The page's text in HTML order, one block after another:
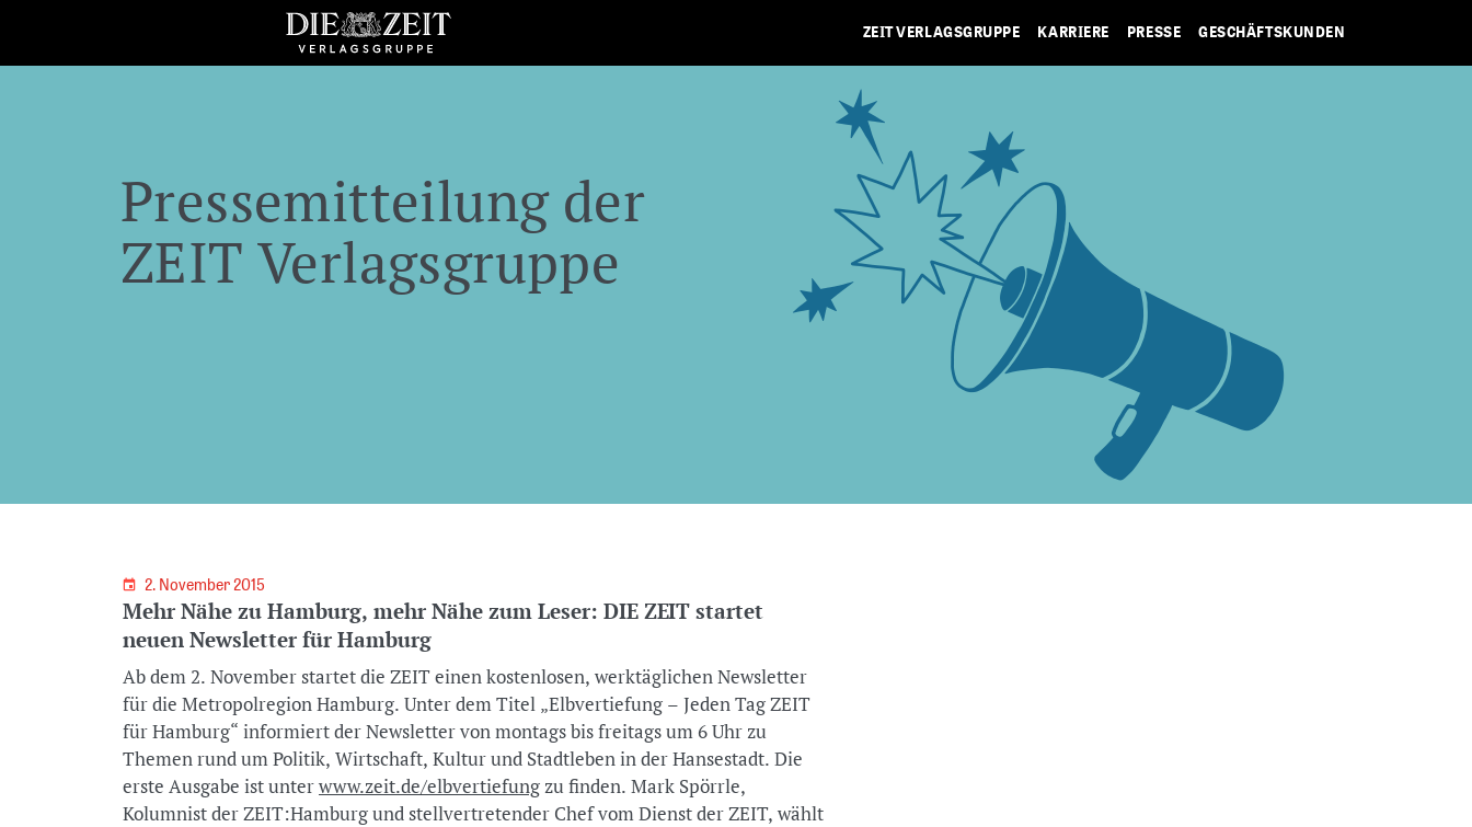
ZEIT VERLAGSGRUPPE KARRIERE PRESSE GESCHÄFTSKUNDEN
Pressemitteilung der
ZEIT Verlagsgruppe
2. November 2015
Mehr Nähe zu Hamburg, mehr Nähe zum Leser: DIE ZEIT startet
neuen Newsletter für Hamburg
Ab dem 2. November startet die ZEIT einen kostenlosen, werktäglichen Newsletter
für die Metropolregion Hamburg. Unter dem Titel „Elbvertiefung – Jeden Tag ZEIT
für Hamburg“ informiert der Newsletter von montags bis freitags um 6 Uhr zu
Themen rund um Politik, Wirtschaft, Kultur und Stadtleben in der Hansestadt. Die
erste Ausgabe ist unterwww.zeit.de/elbvertiefungzu finden. Mark Spörrle,
Kolumnist der ZEIT:Hamburg und stellvertretender Chef vom Dienst der ZEIT, wählt